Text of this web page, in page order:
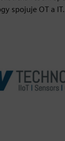
spojuje OT a IT.